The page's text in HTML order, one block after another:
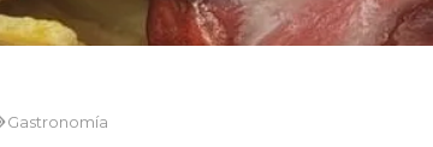
Gastronomía